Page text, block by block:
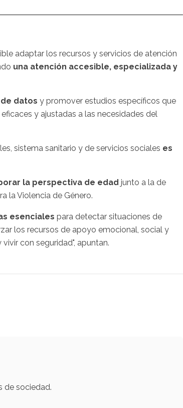
adaptar los recursos y servicios de atención
una atención accesible, especializada y
datos y promover estudios específicos que
y ajustadas a las necesidades del
sistema sanitario y de servicios sociales es
la perspectiva de edad junto a la de
la Violencia de Género.
esenciales para detectar situaciones de
los recursos de apoyo emocional, social y
con seguridad", apuntan.
de sociedad.